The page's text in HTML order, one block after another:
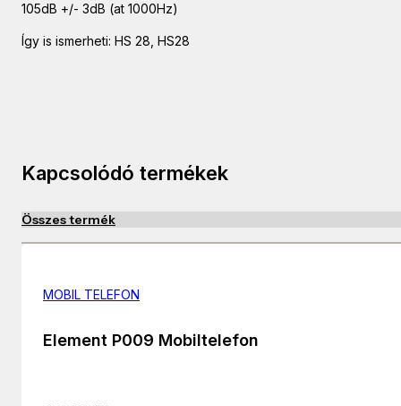
105dB +/- 3dB (at 1000Hz)
Így is ismerheti: HS 28, HS28
Kapcsolódó termékek
Összes termék
MOBIL TELEFON
Element P009 Mobiltelefon